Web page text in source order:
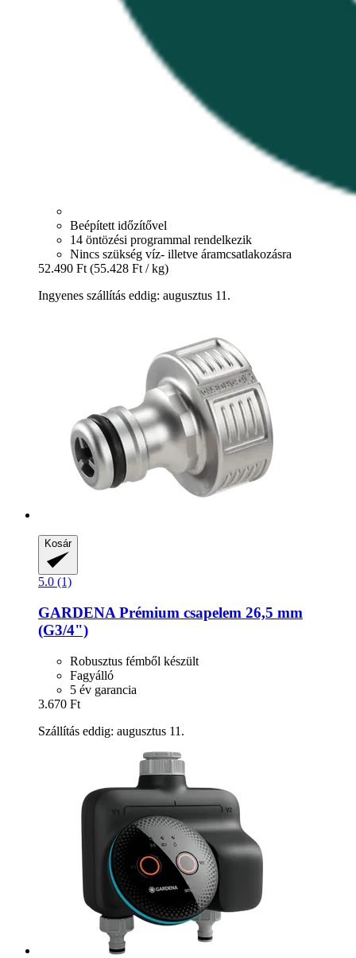
Beépített időzítővel
14 öntözési programmal rendelkezik
Nincs szükség víz- illetve áramcsatlakozásra
52.490 Ft (55.428 Ft / kg)
Ingyenes szállítás eddig: augusztus 11.
Kosár
5.0 (1)
GARDENA Prémium csapelem 26,5 mm
(G3/4")
Robusztus fémből készült
Fagyálló
5 év garancia
3.670 Ft
Szállítás eddig: augusztus 11.